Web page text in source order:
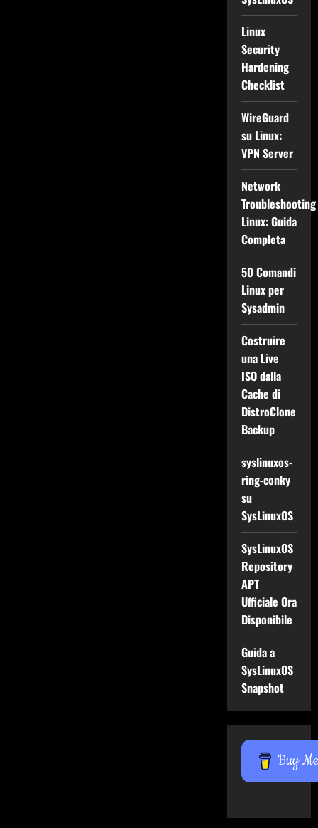
Linux
Security
Hardening
Checklist
WireGuard
su Linux:
VPN Server
Network
Troubleshooting
Linux: Guida
Completa
50 Comandi
Linux per
Sysadmin
Costruire
una Live
ISO dalla
Cache di
DistroClone
Backup
syslinuxos-
ring-conky
su
SysLinuxOS
SysLinuxOS
Repository
APT
Ufficiale Ora
Disponibile
Guida a
SysLinuxOS
Snapshot
Buy